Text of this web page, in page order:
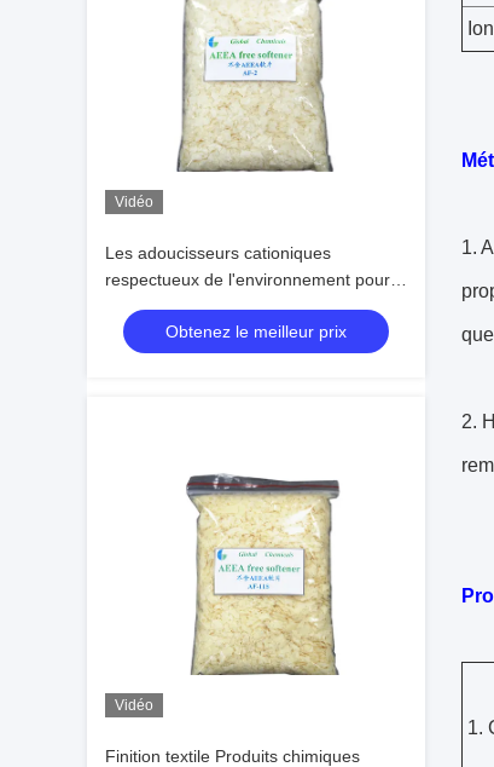
Vidéo
Les adoucisseurs cationiques
respectueux de l'environnement pour
les textiles à faible mousse durent 1 an
Obtenez le meilleur prix
Vidéo
Finition textile Produits chimiques
1.
2.
1.